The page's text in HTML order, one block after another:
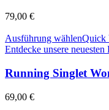
79,00 €
Ausführung wählenQuick
Entdecke unsere
Running Singlet
69,00 €